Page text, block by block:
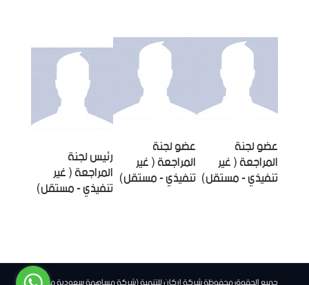
عضو لجنة
المراجعة ( غير
تنفيذي - مستقل)
عضو لجنة
المراجعة ( غير
تنفيذي - مستقل)
رئيس لجنة
المراجعة ( غير
تنفيذي - مستقل)